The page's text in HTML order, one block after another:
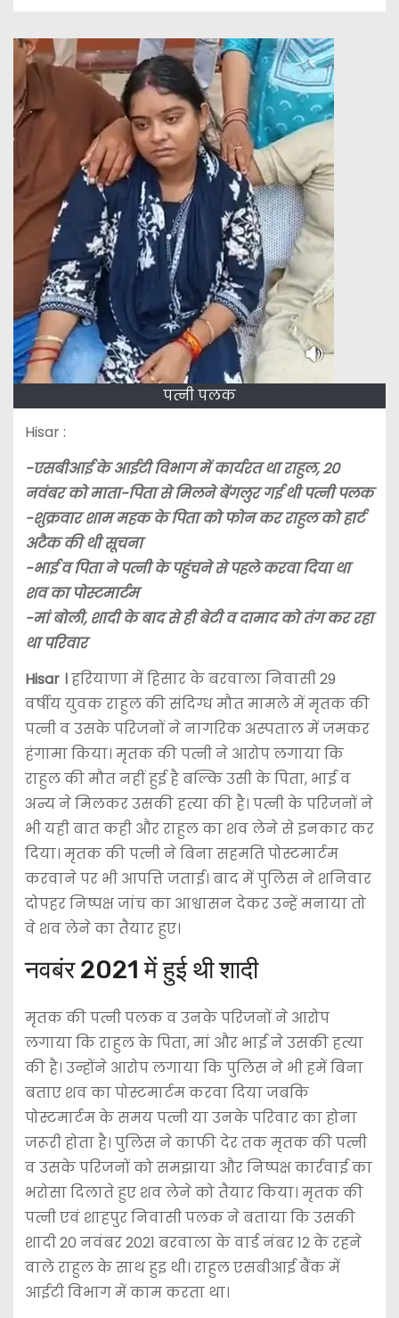
पत्नी पलक
Hisar :
-एसबीआई के आईटी विभाग में कार्यरत था राहुल, 20
नवंबर को माता-पिता से मिलने बेंगलुर गई थी पत्नी पलक
-शुक्रवार शाम महक के पिता को फोन कर राहुल को हार्ट
अटैक की थी सूचना
-भाई व पिता ने पत्नी के पहुंचने से पहले करवा दिया था
शव का पोस्टमार्टम
-मां बोली, शादी के बाद से ही बेटी व दामाद को तंग कर रहा
था परिवार
Hisar ।हरियाणा में हिसार के बरवाला निवासी 29
वर्षीय युवक राहुल की संदिग्ध मौत मामले में मृतक की
पत्नी व उसके परिजनों ने नागरिक अस्पताल में जमकर
हंगामा किया। मृतक की पत्नी ने आरोप लगाया कि
राहुल की मौत नहीं हुई है बल्कि उसी के पिता, भाई व
अन्य ने मिलकर उसकी हत्या की है। पत्नी के परिजनों ने
भी यही बात कही और राहुल का शव लेने से इनकार कर
दिया। मृतक की पत्नी ने बिना सहमति पोस्टमार्टम
करवाने पर भी आपत्ति जताई। बाद में पुलिस ने शनिवार
दोपहर निष्पक्ष जांच का आश्वासन देकर उन्हें मनाया तो
वे शव लेने का तैयार हुए।
नवबंर 2021 में हुई थी शादी
मृतक की पत्नी पलक व उनके परिजनों ने आरोप
लगाया कि राहुल के पिता, मां और भाई ने उसकी हत्या
की है। उन्होंने आरोप लगाया कि पुलिस ने भी हमें बिना
बताए शव का पोस्टमार्टम करवा दिया जबकि
पोस्टमार्टम के समय पत्नी या उनके परिवार का होना
जरूरी होता है। पुलिस ने काफी देर तक मृतक की पत्नी
व उसके परिजनों को समझाया और निष्पक्ष कार्रवाई का
भरोसा दिलाते हुए शव लेने को तैयार किया। मृतक की
पत्नी एवं शाहपुर निवासी पलक ने बताया कि उसकी
शादी 20 नवंबर 2021 बरवाला के वार्ड नंबर 12 के रहने
वाले राहुल के साथ हुइ थी। राहुल एसबीआई बैंक में
आईटी विभाग में काम करता था।